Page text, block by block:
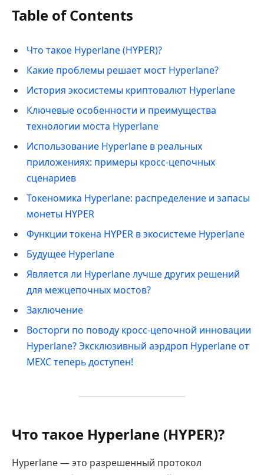
Table of Contents
Что такое Hyperlane (HYPER)?
Какие проблемы решает мост Hyperlane?
История экосистемы криптовалют Hyperlane
Ключевые особенности и преимущества
технологии моста Hyperlane
Использование Hyperlane в реальных
приложениях: примеры кросс-цепочных
сценариев
Токеномика Hyperlane: распределение и запасы
монеты HYPER
Функции токена HYPER в экосистеме Hyperlane
Будущее Hyperlane
Является ли Hyperlane лучше других решений
для межцепочных мостов?
Заключение
Восторги по поводу кросс-цепочной инновации
Hyperlane? Эксклюзивный аэрдроп Hyperlane от
MEXC теперь доступен!
Что такое Hyperlane (HYPER)?
Hyperlane — это разрешенный протокол